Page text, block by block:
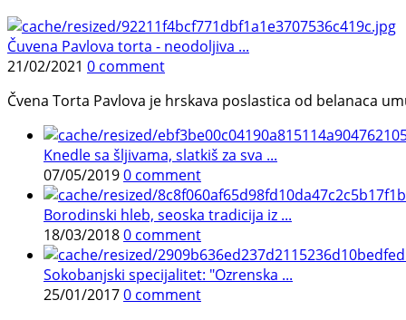
Čuvena Pavlova torta - neodoljiva ...
21/02/2021 0 comment
Čvena Torta Pavlova je hrskava poslastica od belanaca
Knedle sa šljivama, slatkiš za sva ...
07/05/20190 comment
Borodinski hleb, seoska tradicija iz ...
18/03/20180 comment
Sokobanjski specijalitet: "Ozrenska ...
25/01/20170 comment